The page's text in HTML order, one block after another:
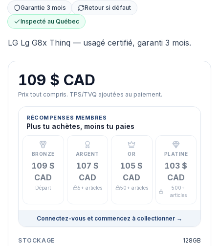
Garantie 3 mois
Retour si défaut
Inspecté au Québec
LG Lg G8x Thinq — usagé certifié, garanti 3 mois.
109 $ CAD
Prix tout compris. TPS/TVQ ajoutées au paiement.
RÉCOMPENSES MEMBRES
Plus tu achètes, moins tu paies
BRONZE
109 $
CAD
Départ
ARGENT
107 $
CAD
5+ articles
OR
105 $
CAD
50+ articles
PLATINE
103 $
CAD
500+
articles
Connectez-vous et commencez à collectionner →
STOCKAGE 128GB